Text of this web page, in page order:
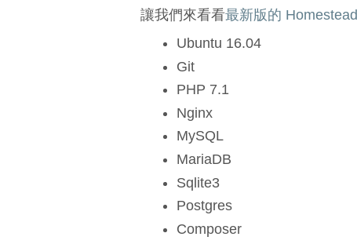
讓我們來看看最新版的 Homestead
Ubuntu 16.04
Git
PHP 7.1
Nginx
MySQL
MariaDB
Sqlite3
Postgres
Composer